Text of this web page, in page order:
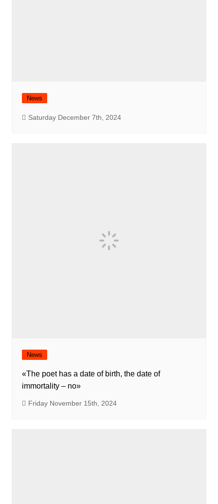
News
Saturday December 7th, 2024
News
«The poet has a date of birth, the date of
immortality – no»
Friday November 15th, 2024